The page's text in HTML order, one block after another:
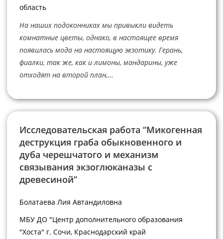
область
На наших подоконниках мы привыкли видеть
комнатные цветы, однако, в настоящее время
появилась мода на настоящую экзотику. Герань,
фиалки, так же, как и лимоны, мандарины, уже
отходят на второй план,...
Исследовательская работа “Микогенная
деструкция граба обыкновенного и
дуба черешчатого и механизм
связывания экзоглюканазы с
древесиной”
Болатаева Лия Автандиловна
МБУ ДО "Центр дополнительного образования
"Хоста" г. Сочи, Краснодарский край